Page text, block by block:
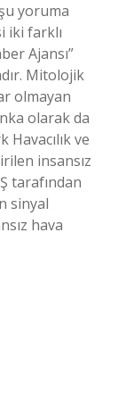
yoruma
iki farklı
Ajansı”
Mitolojik
olmayan
olarak da
Havacılık ve
insansız
tarafından
sinyal
hava